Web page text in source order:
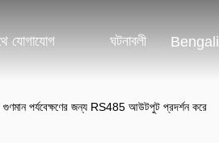
যোগাযোগ ঘটনাবলী Bengali
পর্যবেক্ষণের জন্য RS485 আউটপুট প্রদর্শন করে